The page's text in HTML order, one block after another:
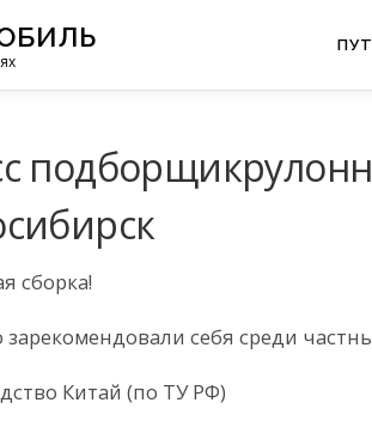
сборка!
себя среди
Китай (по ТУ РФ)